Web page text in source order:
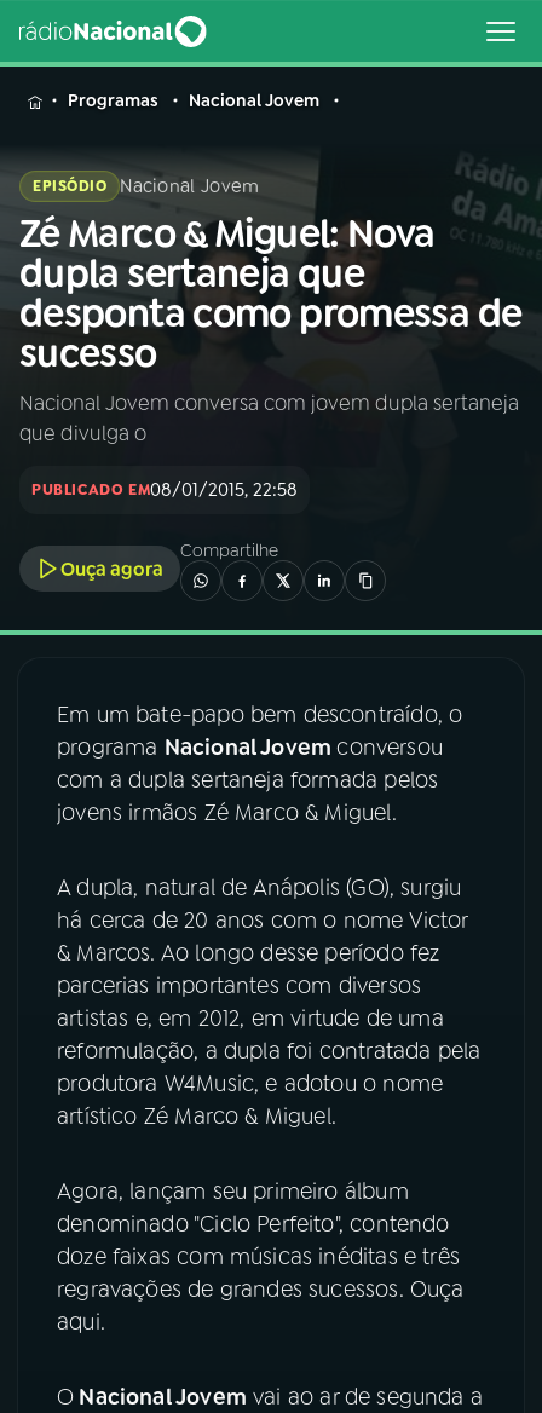
MENU
Buscar
na
Rádio
Nacional
Buscar
01INÍCIO
PROGRAMAÇÃO
05PODCASTS
07ÚLTIMAS
08FESTIVAL DE MÚSICA
ACOMPANHE A RÁDIO NACIONAL
YouTube Facebook
Instagram X
TikTok
Programas Nacional Jovem
EPISÓDIO Nacional Jovem
Zé Marco & Miguel: Nova
dupla sertaneja que
desponta como promessa de
sucesso
Nacional Jovem conversa com jovem dupla sertaneja
que divulga o
PUBLICADO EM08/01/2015, 22:58
Ouça agora
Compartilhe
Em um bate-papo bem descontraído, o
programa Nacional Jovemconversou
com a dupla sertaneja formada pelos
jovens irmãos Zé Marco & Miguel.
A dupla, natural de Anápolis (GO), surgiu
há cerca de 20 anos com o nome Victor
& Marcos. Ao longo desse período fez
parcerias importantes com diversos
artistas e, em 2012, em virtude de uma
reformulação, a dupla foi contratada pela
produtora W4Music, e adotou o nome
artístico Zé Marco & Miguel.
Agora, lançam seu primeiro álbum
denominado "Ciclo Perfeito", contendo
doze faixas com músicas inéditas e três
regravações de grandes sucessos. Ouça
aqui.
O Nacional Jovem vai ao ar de segunda a